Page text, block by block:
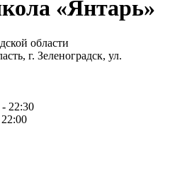
«Янтарь»
области
г. Зеленоградск, ул.
22:30